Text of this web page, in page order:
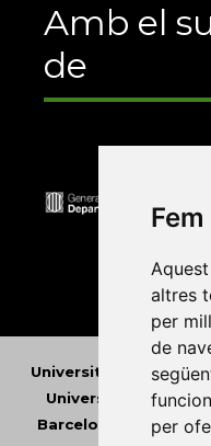
altres
per
de
per
Amb el
de
Universitat Abat Oliba
Universitat
Barcelona